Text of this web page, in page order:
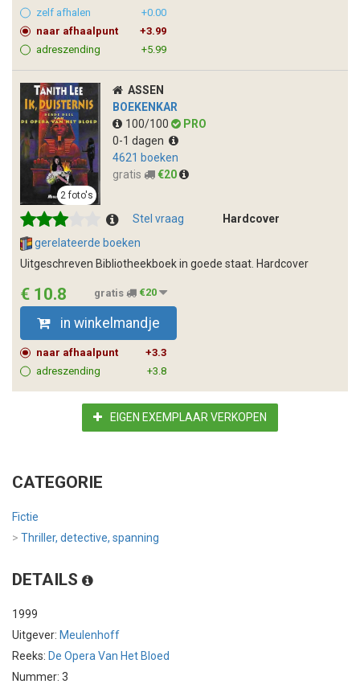
zelf afhalen
+0.00
naar afhaalpunt
+3.99
adreszending
+5.99
ASSEN
BOEKENKAR
100/100
PRO
0-1 dagen
4621 boeken
gratis
€20
2 foto's
Stel vraag
Hardcover
gerelateerde boeken
Uitgeschreven Bibliotheekboek in goede staat. Hardcover
€ 10.8 gratis €20
in winkelmandje
naar afhaalpunt
+3.3
adreszending
+3.8
EIGEN EXEMPLAAR VERKOPEN
CATEGORIE
Fictie
> Thriller, detective, spanning
DETAILS
1999
Uitgever: Meulenhoff
Reeks: De Opera Van Het Bloed
Nummer: 3